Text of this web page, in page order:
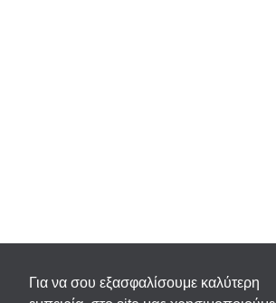
Για να σου εξασφαλίσουμε καλύτερη